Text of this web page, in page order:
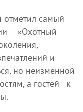
отметил самый
– «Охотный
и
но неизменной
а гостей - к